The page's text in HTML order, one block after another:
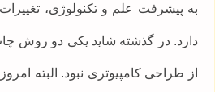
به پیشرفت علم و تکنولوژی،
دارد. در گذشته شاید یکی دو روش
از طراحی کامپیوتری نبود. البته